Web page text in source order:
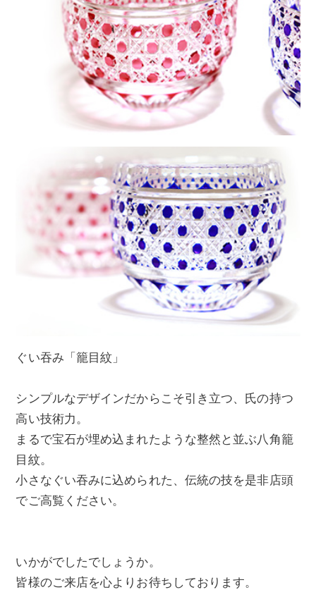
ぐい吞み「籠目紋」
シンプルなデザインだからこそ引き立つ、氏の持つ
高い技術力。
まるで宝石が埋め込まれたような整然と並ぶ八角籠
目紋。
小さなぐい吞みに込められた、伝統の技を是非店頭
でご高覧ください。
いかがでしたでしょうか。
皆様のご来店を心よりお待ちしております。